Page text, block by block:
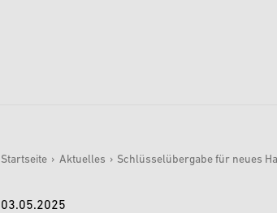
Sie sind hier:
Startseite › Aktuelles › Schlüsselübergabe für neues
03.05.2025